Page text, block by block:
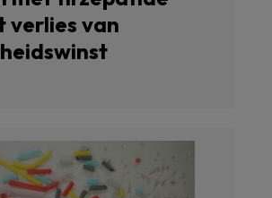
verlies van